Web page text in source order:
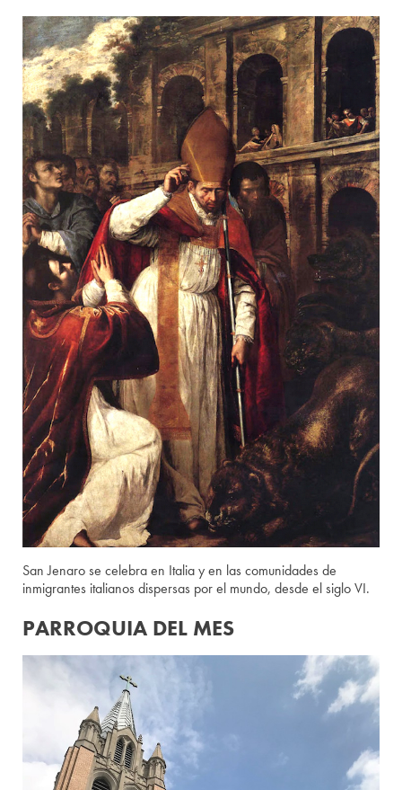
San Jenaro se celebra en Italia y en las comunidades de
inmigrantes italianos dispersas por el mundo, desde el siglo VI.
PARROQUIA DEL MES